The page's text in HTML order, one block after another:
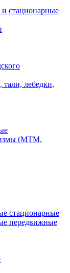
стационарные
тали, лебедки,
(МТМ,
стационарные
передвижные